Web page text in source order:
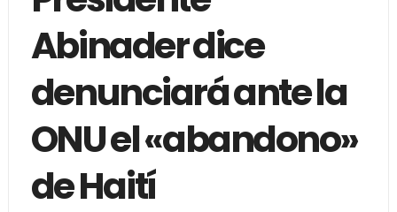
Abinader dice
denunciará ante la
ONU el «abandono»
de Haití